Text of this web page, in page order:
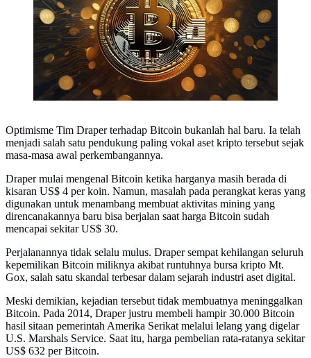
Optimisme Tim Draper terhadap Bitcoin bukanlah hal baru. Ia telah
menjadi salah satu pendukung paling vokal aset kripto tersebut sejak
masa-masa awal perkembangannya.
Draper mulai mengenal Bitcoin ketika harganya masih berada di
kisaran US$ 4 per koin. Namun, masalah pada perangkat keras yang
digunakan untuk menambang membuat aktivitas mining yang
direncanakannya baru bisa berjalan saat harga Bitcoin sudah
mencapai sekitar US$ 30.
Perjalanannya tidak selalu mulus. Draper sempat kehilangan seluruh
kepemilikan Bitcoin miliknya akibat runtuhnya bursa kripto Mt.
Gox, salah satu skandal terbesar dalam sejarah industri aset digital.
Meski demikian, kejadian tersebut tidak membuatnya meninggalkan
Bitcoin. Pada 2014, Draper justru membeli hampir 30.000 Bitcoin
hasil sitaan pemerintah Amerika Serikat melalui lelang yang digelar
U.S. Marshals Service. Saat itu, harga pembelian rata-ratanya sekitar
US$ 632 per Bitcoin.